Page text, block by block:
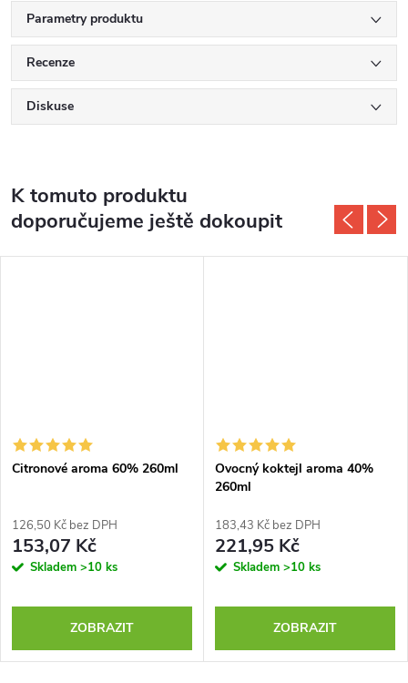
Parametry produktu
Recenze
Diskuse
K tomuto produktu
doporučujeme ještě dokoupit
Citronové aroma 60% 260ml
126,50 Kč bez DPH
153,07 Kč
Skladem >10 ks
ZOBRAZIT
Ovocný koktejl aroma 40%
260ml
183,43 Kč bez DPH
221,95 Kč
Skladem >10 ks
ZOBRAZIT